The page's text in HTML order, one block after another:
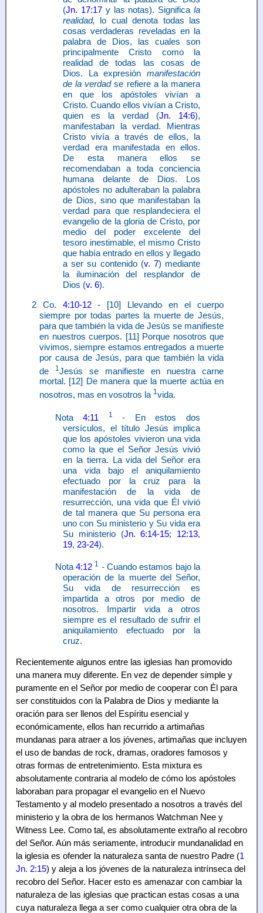
(Jn. 17:17y las notas). Significala
realidad, lo cual denota todas las
cosas verdaderas reveladas en la
palabra de Dios, las cuales son
principalmente Cristo como la
realidad de todas las cosas de
Dios. La expresión manifestación
de la verdadse refiere a la manera
en que los apóstoles vivían a
Cristo. Cuando ellos vivían a Cristo,
quien es la verdad (Jn. 14:6),
manifestaban la verdad. Mientras
Cristo vivía a través de ellos, la
verdad era manifestada en ellos.
De esta manera ellos se
recomendaban a toda conciencia
humana delante de Dios. Los
apóstoles no adulteraban la palabra
de Dios, sino que manifestaban la
verdad para que resplandeciera el
evangelio de la gloria de Cristo, por
medio del poder excelente del
tesoro inestimable, el mismo Cristo
que había entrado en ellos y llegado
a ser su contenido (v. 7) mediante
la iluminación del resplandor de
Dios (v. 6).
2 Co. 4:10-12- [10] Llevando en el cuerpo
siempre por todas partes la muerte de Jesús,
para que también la vida de Jesús se manifieste
en nuestros cuerpos. [11] Porque nosotros que
vivimos, siempre estamos entregados a muerte
por causa de Jesús, para que también la vida
de
1 Jesús se manifieste en nuestra carne
mortal. [12] De manera que la muerte actúa en
nosotros, mas en vosotros la 1vida.
Nota4:11 1
- En estos dos
versículos, el título Jesús implica
que los apóstoles vivieron una vida
como la que el Señor Jesús vivió
en la tierra. La vida del Señor era
una vida bajo el aniquilamiento
efectuado por la cruz para la
manifestación de la vida de
resurrección, una vida que Él vivió
de tal manera que Su persona era
uno con Su ministerio y Su vida era
Su ministerio (Jn. 6:14-15; 12:13,
19, 23-24).
Nota4:12 1 - Cuando estamos bajo la
operación de la muerte del Señor,
Su vida de resurrección es
impartida a otros por medio de
nosotros. Impartir vida a otros
siempre es el resultado de sufrir el
aniquilamiento efectuado por la
cruz.
Recientemente algunos entre las iglesias han promovido
una manera muy diferente. En vez de depender simple y
puramente en el Señor por medio de cooperar con Él para
ser constituidos con la Palabra de Dios y mediante la
oración para ser llenos del Espíritu esencial y
económicamente, ellos han recurrido a artimañas
mundanas para atraer a los jóvenes, artimañas que incluyen
el uso de bandas de rock, dramas, oradores famosos y
otras formas de entretenimiento. Esta mixtura es
absolutamente contraria al modelo de cómo los apóstoles
laboraban para propagar el evangelio en el Nuevo
Testamento y al modelo presentado a nosotros a través del
ministerio y la obra de los hermanos Watchman Nee y
Witness Lee. Como tal, es absolutamente extraño al recobro
del Señor. Aún más seriamente, introducir mundanalidad en
la iglesia es ofender la naturaleza santa de nuestro Padre (1
Jn. 2:15) y aleja a los jóvenes de la naturaleza intrínseca del
recobro del Señor. Hacer esto es amenazar con cambiar la
naturaleza de las iglesias que practican estas cosas a una
cuya naturaleza llega a ser como cualquier otra obra de la